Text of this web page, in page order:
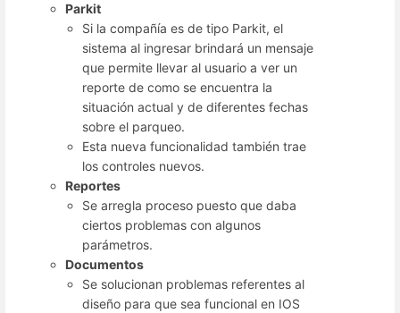
Parkit
Si la compañía es de tipo Parkit, el
sistema al ingresar brindará un mensaje
que permite llevar al usuario a ver un
reporte de como se encuentra la
situación actual y de diferentes fechas
sobre el parqueo.
Esta nueva funcionalidad también trae
los controles nuevos.
Reportes
Se arregla proceso puesto que daba
ciertos problemas con algunos
parámetros.
Documentos
Se solucionan problemas referentes al
diseño para que sea funcional en IOS